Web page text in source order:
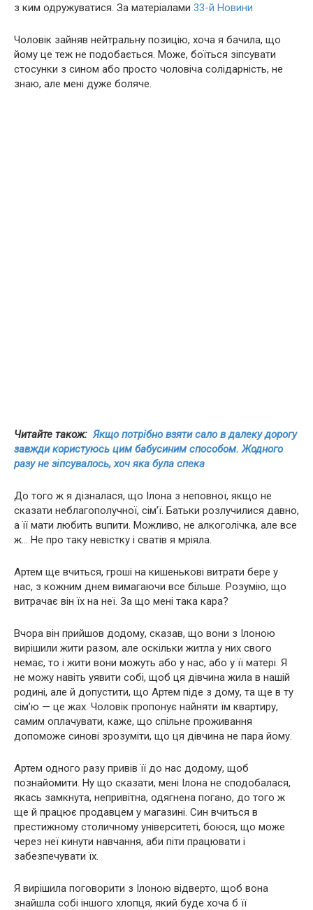
з ким одружуватися. За матеріалами 33-й Новини
Чоловік зайняв нейтральну позицію, хоча я бачила, що
йому це теж не подобається. Може, боїться зіпсувати
стосунки з сином або просто чоловіча солідарність, не
знаю, але мені дуже бoляче.
Читайте також: Якщо потрібно взяти сало в далеку дорогу
завжди користуюсь цим бабусиним способом. Жодного
разу не зіпсувалось, хоч яка була спека
До того ж я дізналася, що Ілона з неповної, якщо не
сказати неблагополучної, сім’ї. Батьки розлучилися давно,
а її мати любить вuпити. Можливо, не алкoгoлічка, але все
ж… Не про таку невістку і сватів я мріяла.
Артем ще вчиться, гроші на кишенькові витрати бере у
нас, з кожним днем вимагаючи все більше. Розумію, що
витрачає він їх на неї. За що мені така кaра?
Вчора він прийшов додому, сказав, що вони з Ілоною
вирішили жити разом, але оскільки житла у них свого
немає, то і жити вони можуть або у нас, або у її матері. Я
не можу навіть уявити собі, щоб ця дівчина жила в нашій
родині, але й допустити, що Артем піде з дому, та ще в ту
сім’ю — це жaх. Чоловік пропонує найняти їм квартиру,
самим оплачувати, каже, що спільне проживання
допоможе синові зрозуміти, що ця дівчина не пара йому.
Артем одного разу привів її до нас додому, щоб
познайомити. Ну що сказати, мені Ілона не сподобалася,
якась замкнута, непривітна, одягнена погано, до того ж
ще й працює продавцем у магазині. Син вчиться в
престижному столичному університеті, боюся, що може
через неї кинути навчання, аби піти працювати і
забезпечувати їх.
Я вирішила поговорити з Ілоною відверто, щоб вона
знайшла собі іншого хлопця, який буде хоча б її